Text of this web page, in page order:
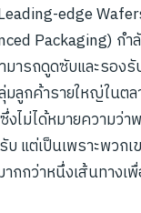
edge
Packaging) กำลั
มารถดูดซับและรองรั
ลูกค้ารายใหญ่ในต
ไม่ได้หมายความว่า
แต่เป็นเพราะพวกเ
กกว่าหนึ่งเส้นทางเ